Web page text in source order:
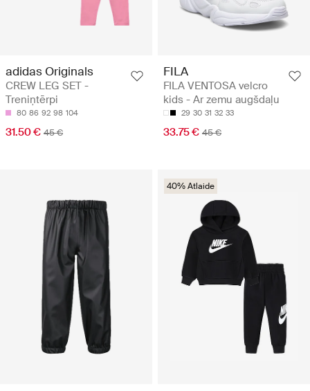
adidas Originals
CREW LEG SET -
Treniņtērpi
80 86 92 98 104
31.50 € 45 €
FILA
FILA VENTOSA velcro
kids - Ar zemu augšdaļu
29 30 31 32 33
33.75 € 45 €
40% Atlaide